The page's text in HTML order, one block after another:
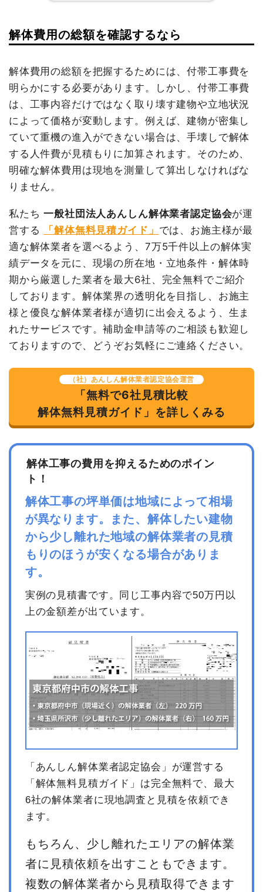
合計金額
2,167,000
円
建物解体費用 265万円
品名 数量 単価
金額
鉄骨造住宅51坪2階建
51坪 51,961円
2,650,000
円
養生費
200m² 1,400円
280,000円
カーポート撤去
1式
50,000円
室内残置物撤去
植木・植栽撤去 5m³ 6,000円
30,000円
物置撤去
1式
30,000円
土間コンクリート撤去
15m²
10,000
円
150,000円
諸経費
180,000円
値引き
0円
小計
3,790,000円
消費税
379,000円
建物の種類/構造 内装解体店舗1階建て
建物解体費用 378万2,782円
総額 490万6,000円
品名 数量 単価
金額
内装解体店舗103坪1階建
て
103
36,726
3,782,782
諸経費
536,278円
値引き
9,060円
小計
4,460,000
円
消費税
446,000円
合計金額
4,906,000
解体費用の総額を確認するなら
解体費用の総額を把握するためには、付帯工事費を
明らかにする必要があります。しかし、付帯工事費
は、工事内容だけではなく取り壊す建物や立地状況
によって価格が変動します。例えば、建物が密集し
ていて重機の進入ができない場合は、手壊しで解体
する人件費が見積もりに加算されます。そのため、
明確な解体費用は現地を測量して算出しなければな
りません。
私たち一般社団法人あんしん解体業者認定協会が運
営する
「解体無料見積ガイド」 では、お施主様が最
適な解体業者を選べるよう、7万5千件以上の解体実
績データを元に、現場の所在地・立地条件・解体時
期から厳選した業者を最大6社、完全無料でご紹介
しております。解体業界の透明化を目指し、お施主
様と優良な解体業者様が適切に出会えるよう、生ま
れたサービスです。補助金申請等のご相談も歓迎し
ておりますので、どうぞお気軽にご連絡ください。
（社）あんしん解体業者認定協会運営
「無料で6社見積比較
解体無料見積ガイド」を詳しくみる
解体工事の費用を抑えるためのポイン
ト！
解体工事の坪単価は地域によって相場
が異なります。また、解体したい建物
から少し離れた地域の解体業者の見積
もりのほうが安くなる場合がありま
す。
実例の見積書です。同じ工事内容で50万円以
上の金額差が出ています。
「あんしん解体業者認定協会」が運営する
「解体無料見積ガイド」は完全無料で、最大
6社の解体業者に現地調査と見積を依頼でき
ます。
もちろん、少し離れたエリアの解体業
者に見積依頼を出すこともできます。
複数の解体業者から見積取得できます